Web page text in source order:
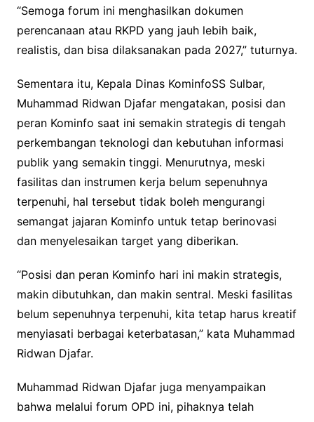
“Semoga forum ini menghasilkan dokumen
perencanaan atau RKPD yang jauh lebih baik,
realistis, dan bisa dilaksanakan pada 2027,” tuturnya.
Sementara itu, Kepala Dinas KominfoSS Sulbar,
Muhammad Ridwan Djafar mengatakan, posisi dan
peran Kominfo saat ini semakin strategis di tengah
perkembangan teknologi dan kebutuhan informasi
publik yang semakin tinggi. Menurutnya, meski
fasilitas dan instrumen kerja belum sepenuhnya
terpenuhi, hal tersebut tidak boleh mengurangi
semangat jajaran Kominfo untuk tetap berinovasi
dan menyelesaikan target yang diberikan.
“Posisi dan peran Kominfo hari ini makin strategis,
makin dibutuhkan, dan makin sentral. Meski fasilitas
belum sepenuhnya terpenuhi, kita tetap harus kreatif
menyiasati berbagai keterbatasan,” kata Muhammad
Ridwan Djafar.
Muhammad Ridwan Djafar juga menyampaikan
bahwa melalui forum OPD ini, pihaknya telah